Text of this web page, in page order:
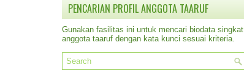
PENCARIAN PROFIL ANGGOTA TAARUF
Gunakan fasilitas ini untuk mencari biodata singkat
anggota taaruf dengan kata kunci sesuai kriteria.